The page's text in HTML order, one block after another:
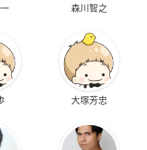
森川智之
大塚芳忠